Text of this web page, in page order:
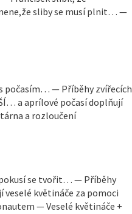
sliby se musí plnit… —
počasím… — Příběhy zvířecích
a aprílové počasí doplňují
a rozloučení
pokusí se tvořit… — Příběhy
květináče za pomoci
— Veselé květináče +